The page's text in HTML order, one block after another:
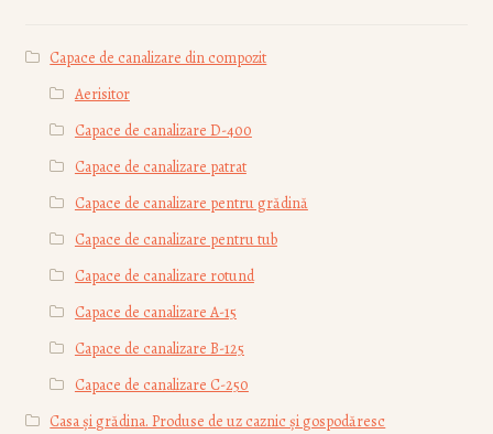
Capace de canalizare din compozit
Aerisitor
Capace de canalizare D-400
Capace de canalizare patrat
Capace de canalizare pentru grădină
Capace de canalizare pentru tub
Capace de canalizare rotund
Capace de canalizare А-15
Capace de canalizare В-125
Capace de canalizare С-250
Casa și grădina. Produse de uz caznic și gospodăresc